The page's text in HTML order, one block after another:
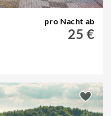
pro Nacht ab
25 €